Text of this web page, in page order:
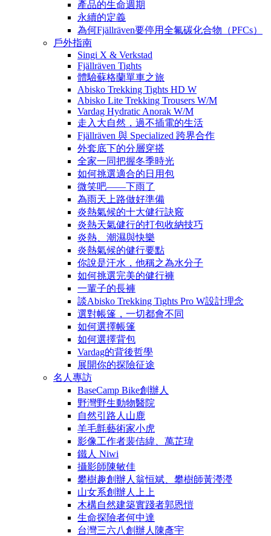
產品的生命週期
永續的定義
為何Fjällräven要停用全氟碳化合物（PFCs）
戶外指南
Singi X & Verkstad
Fjällräven Tights
體驗蘇格蘭單車之旅
Abisko Trekking Tights HD W
Abisko Lite Trekking Trousers W/M
Vardag Hydratic Anorak W/M
走入大自然，過不插電的生活
Fjällräven 與 Specialized 跨界合作
外套底下的分層穿搭
全家一同把握冬季時光
如何挑選適合的日用包
微笑吧——下雨了
為雨天上路做好準備
炎熱氣候的十大健行訣竅
炎熱天氣健行的打包收納技巧
炎熱、潮濕與快樂
炎熱氣候的健行要點
你說是汗水，他稱之為水分子
如何挑選完美的健行褲
一輩子的長褲
談Abisko Trekking Tights Pro W設計理念
選對帳篷，一切都會不同
如何選擇帳篷
如何選擇背包
Vardag的背後哲學
展開你的探險征途
名人專訪
BaseCamp Bike創辦人
野灣野生動物醫院
自然引路人山鹿
羊毛氈藝術家小虎
影像工作者裴佶緯、萬芷瑋
鐵人 Niwi
攝影師陳敏佳
攀樹趣創辦人翁恒斌、攀樹師黃瀅瀅
山女系創辦人上上
木構自然建築實踐者郭恩愷
生命探險者何中達
台灣三六八創辦人陳彥宇